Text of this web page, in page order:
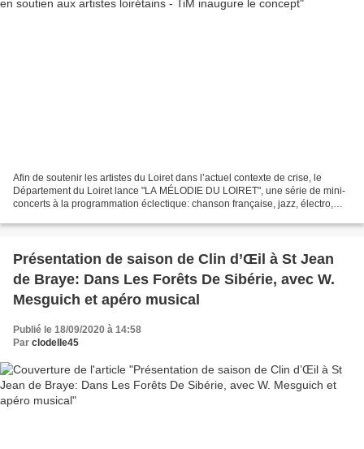
Afin de soutenir les artistes du Loiret dans l’actuel contexte de crise, le
Département du Loiret lance "LA MÉLODIE DU LOIRET", une série de mini-
concerts à la programmation éclectique: chanson française, jazz, électro,
Présentation de saison de Clin d’Œil à St Jean
de Braye: Dans Les Forêts De Sibérie, avec W.
Mesguich et apéro musical
Publié le 18/09/2020 à 14:58
Par clodelle45